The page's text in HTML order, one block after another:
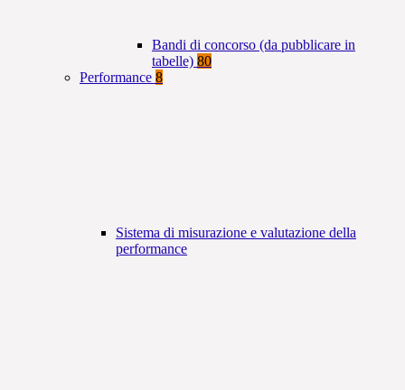
Bandi di concorso (da pubblicare in
tabelle) 80
Performance 8
Sistema di misurazione e valutazione della
performance